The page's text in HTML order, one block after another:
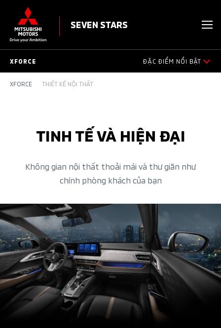
SEVEN STARS
XFORCE ĐẶC ĐIỂM NỔI BẬT
KHÔNG GIAN NỘI THẤT
AN TOÀN VƯỢT TRỘI
PHỤ KIỆN HỢP TÁC BÊN THỨ 3
ĐẶC QUYỀN HỘI VIÊN
XFORCE THIẾT KẾ NỘI THẤT
TINH TẾ VÀ HIỆN ĐẠI​
Không gian nội thất thoải mái và thư giãn như
chính phòng khách của bạn